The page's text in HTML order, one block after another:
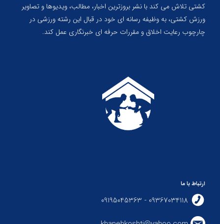
کشتی تلاش می کند با نشر بروزترین اخبار، مطالب، ویدیوها و تصاویر
ورزش کشتی، به وظیفه رسانه ای خود در قبال این رشته ورزشی در
چارچوب رعایت اخلاق و مقررات حرفه ای خبرنگاری عمل کند.
ارتباط با ما
09367034118 - 09195045363